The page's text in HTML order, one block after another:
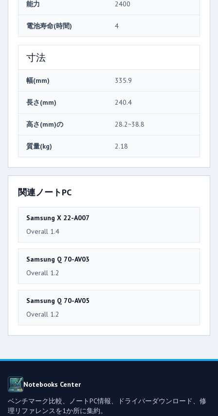
能力 2400
電池寿命(時間) 4
寸法
幅(mm) 335.9
長さ(mm) 240.4
高さ(mm)の 28.2~38.8
質量(kg) 2.18
関連ノートPC
Samsung X 22-A007
Overall 1.4
Samsung Q 70-AV03
Overall 1.2
Samsung Q 70-AV05
Overall 1.2
Notebooks Center
ベンチマーク比較、ノートPC情報、ドライバーダウンロード、修
理リファレンスを1か所に集約。